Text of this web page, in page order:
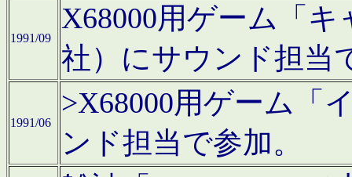
1991/09
X68000用ゲーム「
社）にサウンド担当
1991/06
>X68000用ゲーム「
ンド担当で参加。